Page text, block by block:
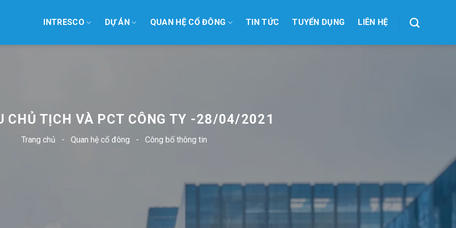
INTRESCO DỰ ÁN QUAN HỆ CỔ ĐÔNG TIN TỨC TUYỂN DỤNG LIÊN HỆ
CHỦ TỊCH VÀ PCT CÔNG TY -28/04/2021
Trang chủ - Quan hệ cổ đông - Công bố thông tin